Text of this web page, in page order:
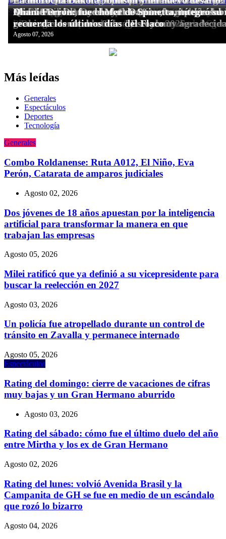
Más leídas
Generales
Espectáculos
Deportes
Tecnologí­a
Generales
Combo Roldanense: Ruta A012, El Niño, Eva
Perón, Catarata de amparos judiciales
Agosto 02, 2026
Dos jóvenes de 18 años apuestan por la inteligencia
artificial para transformar la manera en que
trabajan las empresas
Agosto 05, 2026
Milei ratificó que ya definió a su vicepresidente para
buscar la reelección en 2027
Agosto 03, 2026
Un policía fue atropellado durante un control de
tránsito en Zavalla y permanece internado
Agosto 05, 2026
Espectáculos
Rating del domingo: cierre de vacaciones de cifras
muy bajas y un Gran Hermano aburrido
Agosto 03, 2026
Rating del sábado: cómo fue el último duelo del año
entre Mirtha y los ex de Gran Hermano
Agosto 02, 2026
Rating del lunes: volvió Avenida Brasil y la
Campanita de GH se fue en medio de un escándalo
que rozó lo bizarro
Agosto 04, 2026